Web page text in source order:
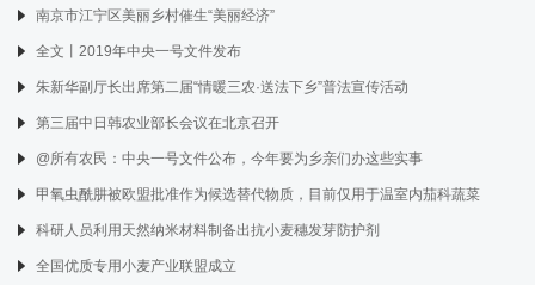
南京市江宁区美丽乡村催生“美丽经济”
全文丨2019年中央一号文件发布
朱新华副厅长出席第二届“情暖三农·送法下乡”普法宣传活动
第三届中日韩农业部长会议在北京召开
@所有农民：中央一号文件公布，今年要为乡亲们办这些实事
甲氧虫酰肼被欧盟批准作为候选替代物质，目前仅用于温室内茄科蔬菜
科研人员利用天然纳米材料制备出抗小麦穗发芽防护剂
全国优质专用小麦产业联盟成立